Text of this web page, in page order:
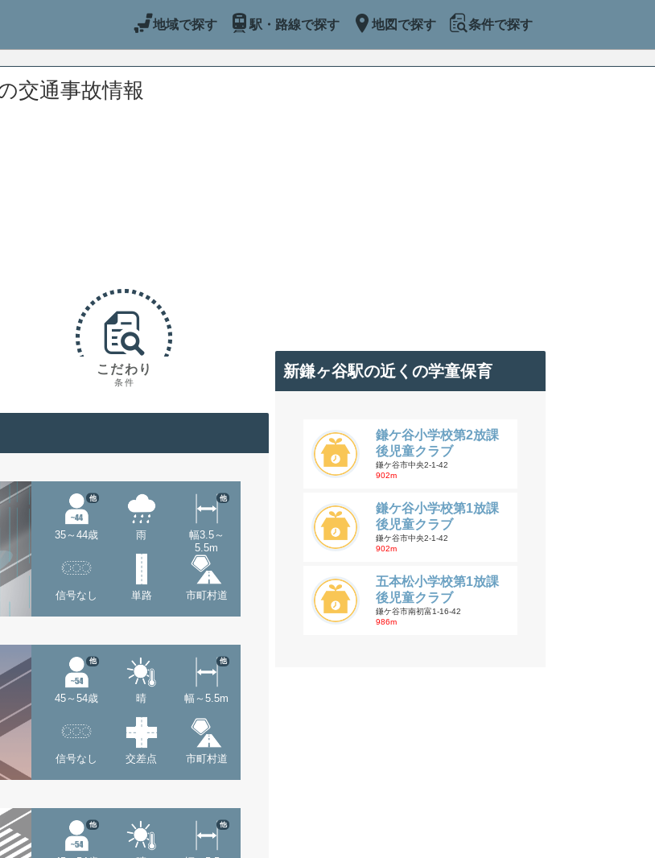
地域で探す 駅・路線で探す 地図で探す 条件で探す
交通事故情報
こだわり
条件
35～44歳
他
雨
幅3.5～
5.5m
他
信号なし 単路 市町村道
45～54歳
他
晴 幅～5.5m
他
信号なし 交差点 市町村道
他 他
新鎌ヶ谷駅の近くの学童保育
鎌ケ谷小学校第2放課
後児童クラブ
鎌ケ谷市中央2-1-42
902m
鎌ケ谷小学校第1放課
後児童クラブ
鎌ケ谷市中央2-1-42
902m
五本松小学校第1放課
後児童クラブ
鎌ケ谷市南初富1-16-42
986m